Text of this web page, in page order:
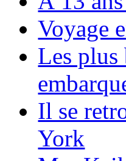
Voyage
Les plus
Il se
York